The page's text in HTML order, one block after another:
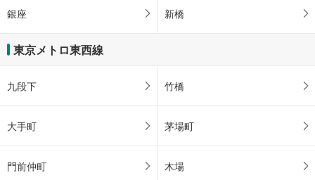
す
銀座 新橋
東京メトロ東西線
九段下 竹橋
大手町 茅場町
門前仲町 木場